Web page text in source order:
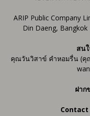
ARIP Public Company
Din Daeng, Bangkok
สน
คุณวันวิสาข์ คำหอมรื่น (คุ
ฝาก
Contact